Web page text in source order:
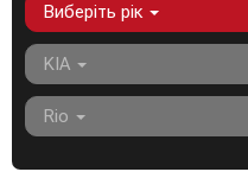
Виберіть рік
KIA
Rio